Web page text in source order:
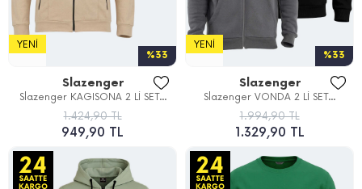
%33
YENI
Slazenger
Slazenger KAGISONA 2 Lİ SET...
1.424,90 TL
949,90 TL
%33
YENI
Slazenger
Slazenger VONDA 2 Lİ SET...
1.994,90 TL
1.329,90 TL